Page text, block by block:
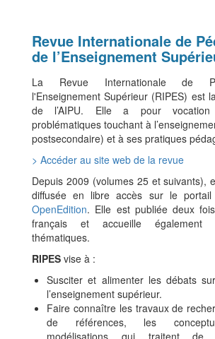
Revue Internationale de
de l’Enseignement
La Revue Internationale de
l'Enseignement Supérieur (RIPES) est
de l’AIPU. Elle a pour vocation
problématiques touchant à
postsecondaire) et à ses pratiques
> Accéder au site web de la revue
Depuis 2009 (volumes 25 et suivants),
diffusée en libre accès sur le portail
OpenEdition. Elle est publiée deux
français et accueille également
thématiques.
RIPES vise à :
Susciter et alimenter les débats
l’enseignement supérieur.
Faire connaître les travaux de
de références, les
modélisations qui traitent de